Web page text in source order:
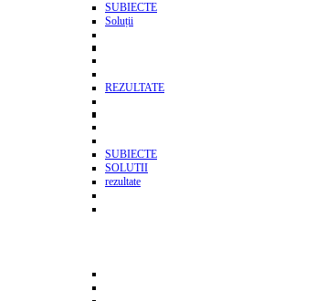
SUBIECTE
Soluții
REZULTATE
SUBIECTE
SOLUTII
rezultate